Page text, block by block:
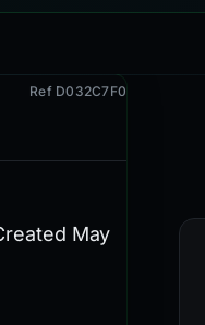
Ref D032C7F0
May